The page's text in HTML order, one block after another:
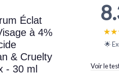
Éclat
à 4%
& Cruelty
- 30 ml
🌟
Voir le